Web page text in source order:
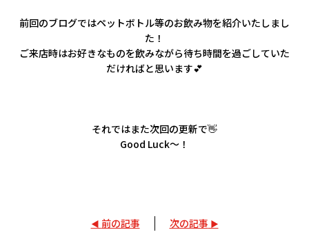
前回のブログではペットボトル等のお飲み物を紹介いたしまし
た！
ご来店時はお好きなものを飲みながら待ち時間を過ごしていた
だければと思います💕
それではまた次回の更新で👋
Good Luck～！
前の記事 次の記事